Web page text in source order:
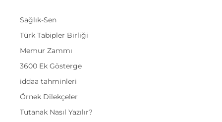
Sağlık-Sen
Türk Tabipler Birliği
Memur Zammı
3600 Ek Gösterge
iddaa tahminleri
Örnek Dilekçeler
Tutanak Nasıl Yazılır?